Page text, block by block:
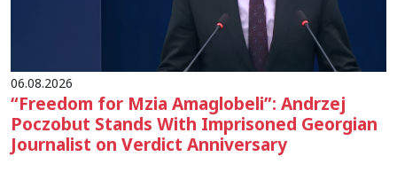
06.08.2026
“Freedom for Mzia Amaglobeli”: Andrzej
Poczobut Stands With Imprisoned Georgian
Journalist on Verdict Anniversary